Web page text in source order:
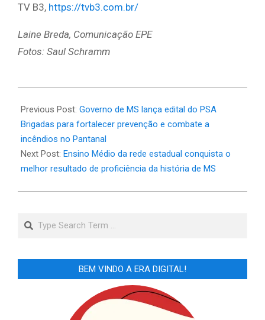
TV B3, https://tvb3.com.br/
Laine Breda, Comunicação EPE
Fotos: Saul Schramm
05-
05
Previous Post: Governo de MS lança edital do PSA
Brigadas para fortalecer prevenção e combate a
incêndios no Pantanal
Next Post: Ensino Médio da rede estadual conquista o
melhor resultado de proficiência da história de MS
Search
BEM VINDO A ERA DIGITAL!